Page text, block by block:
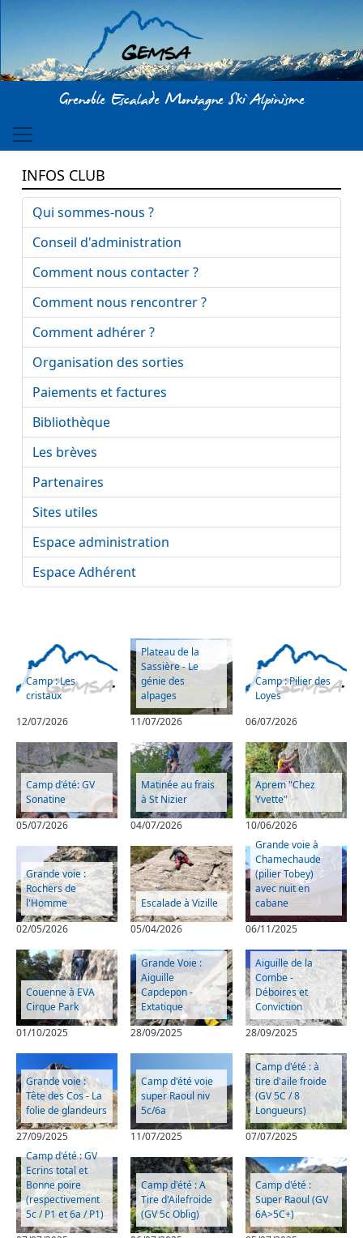
Aller au contenu principal
Grenoble Escalade Montagne Ski Alpinisme
Camp : Les
cristaux
12/07/2026
Plateau de la
Sassière - Le
génie des
alpages
11/07/2026
Camp : Pilier des
Loyes
06/07/2026
Camp d'été: GV
Sonatine
05/07/2026
Matinée au frais
à St Nizier
04/07/2026
Aprem "Chez
Yvette"
10/06/2026
Grande voie :
Rochers de
l'Homme
02/05/2026
Escalade à Vizille
05/04/2026
Grande voie à
Chamechaude
(pilier Tobey)
avec nuit en
cabane
06/11/2025
Couenne à EVA
Cirque Park
01/10/2025
Grande Voie :
Aiguille
Capdepon -
Extatique
28/09/2025
Aiguille de la
Combe -
Déboires et
Conviction
28/09/2025
Grande voie :
Tête des Cos - La
folie de glandeurs
27/09/2025
Camp d'été voie
super Raoul niv
5c/6a
11/07/2025
Camp d'été : à
tire d'aile froide
(GV 5C / 8
Longueurs)
07/07/2025
Camp d'été : GV
Ecrins total et
Bonne poire
(respectivement
5c / P1 et 6a / P1)
Camp d'été : A
Tire d'Ailefroide
(GV 5c Oblig)
Camp d'été :
Super Raoul (GV
6A>5C+)
INFOS CLUB
Qui sommes-nous ?
Conseil d'administration
Comment nous contacter ?
Comment nous rencontrer ?
Comment adhérer ?
Organisation des sorties
Paiements et factures
Bibliothèque
Les brèves
Partenaires
Sites utiles
Espace administration
Espace Adhérent